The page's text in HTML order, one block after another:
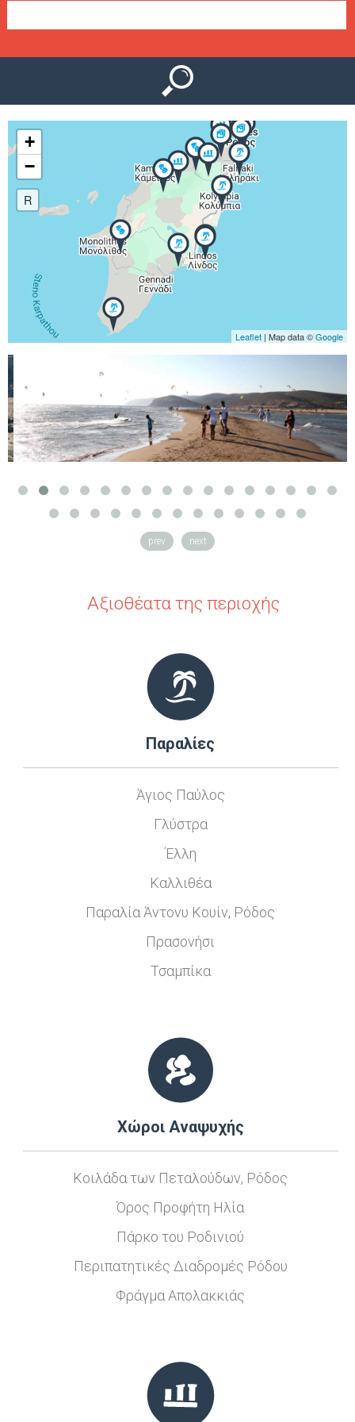
ε
ο
+
−
R
Leaflet | Map data ©Google
prev next
Αξιοθέατα της περιοχής
Παραλίες
Άγιος Παύλος
Γλύστρα
Έλλη
Καλλιθέα
Παραλία Άντονυ Κουίν, Ρόδος
Πρασονήσι
Τσαμπίκα
Χώροι Αναψυχής
Kοιλάδα των Πεταλούδων, Ρόδος
Όρος Προφήτη Ηλία
Πάρκο του Ροδινιού
Περιπατητικές Διαδρομές Ρόδου
Φράγμα Απολακκιάς